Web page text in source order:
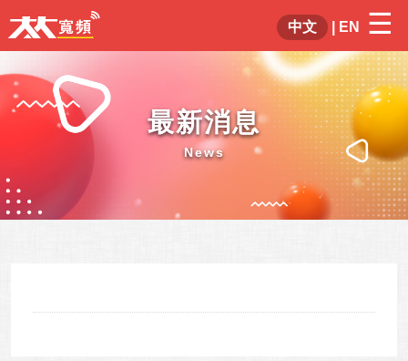
☰
中文 EN ×
最新消息
News